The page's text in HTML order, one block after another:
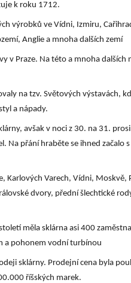
k roku 1712.
výrobků ve Vídni, Izmiru,
Anglie a mnoha dalších zemí
v Praze. Na této a mnoha dalších
na tzv. Světových výstavách,
a nápady.
avšak v noci z 30. na 31.
Na přání hraběte se ihned začalo
Karlových Varech, Vídni, Moskvě,
dvory, přední šlechtické
měla sklárna asi 400
a pohonem vodní turbínou
sklárny. Prodejní cena byla
říšských marek.